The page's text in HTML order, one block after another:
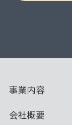
事業内容
会社概要